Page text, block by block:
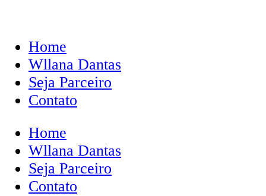
Home
Wllana Dantas
Seja Parceiro
Contato
Home
Wllana Dantas
Seja Parceiro
Contato